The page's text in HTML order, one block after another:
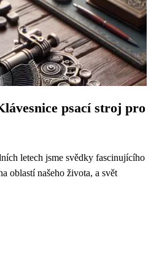
psací stroj pro
letech jsme svědky fascinujícího
oblastí našeho života, a svět